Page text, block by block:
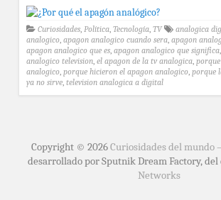
Curiosidades, Política, Tecnología, TV analogica
analogico, apagon analogico cuando sera, apagon
apagon analogico que es, apagon analogico que significa,
analogico television, el apagon de la tv analogica,
analogico, porque hicieron el apagon analogico, porque
ya no sirve, television analogica a digital
Copyright © 2026Curiosidades del mundo
desarrollado por Sputnik Dream Factory, del
Networks